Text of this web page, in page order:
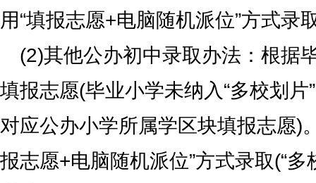
用“填报志愿+电脑随机派位”方式录
(2)其他公办初中录取办法：根据
填报志愿(毕业小学未纳入“多校划
对应公办小学所属学区块填报志愿)
报志愿+电脑随机派位”方式录取(“多